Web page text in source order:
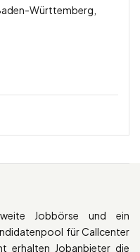
Württemberg,
Jobbörse und ein
für Callcenter
erhalten Jobanbieter die